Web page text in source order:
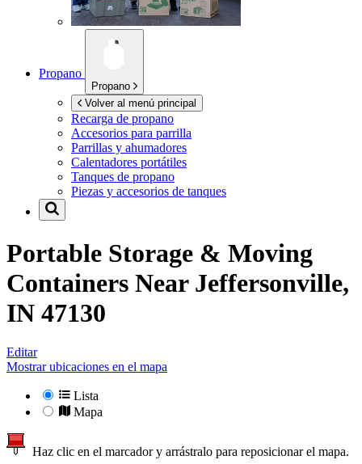
Propano
Propano
Volver al menú principal
Recarga de propano
Accesorios para parrilla
Parrillas y ahumadores
Calentadores portátiles
Tanques de propano
Piezas y accesorios de tanques
Portable Storage & Moving
Containers Near Jeffersonville,
IN 47130
Editar
Mostrar ubicaciones en el mapa
Lista
Mapa
Haz clic en el marcador y arrástralo para reposicionar el mapa.